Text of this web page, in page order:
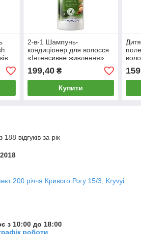
2-в-1 Шампунь-
кондиціонер для волосся
«Інтенсивне живлення»
700 мл AVON CARE HAIR
199,40₴
Купити
відгуків за рік
200 річчя Кривого Рогу 15/3, Kryvyi
з 10:00 до 18:00
роботи